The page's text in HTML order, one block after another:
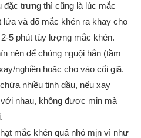
đặc trưng thì cũng là lúc mắc
lửa và đổ mắc khén ra khay cho
5 phút tùy lượng mắc khén.
nên để chúng nguội hẳn (tầm
nghiền hoặc cho vào cối giã.
nhiều tinh dầu, nếu xay
nhau, không được mịn mà
mắc khén quá nhỏ mịn vì như